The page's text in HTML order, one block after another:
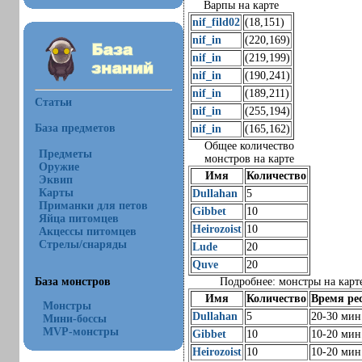
Статьи
База предметов
Предметы
Оружие
Эквип
Карты
Приманки для петов
Яйца питомцев
Акцессы питомцев
Стрелы/снаряды
База монстров
Монстры
Мини-боссы
MVP-монстры
Варпы на карте
nif_fild02 (18,151)
nif_in
(220,169)
nif_in
(219,199)
nif_in
(190,241)
nif_in
(189,211)
nif_in
(255,194)
nif_in
(165,162)
Общее количество
монстров на карте
Имя
Количество
Dullahan
5
Gibbet
10
Heirozoist 10
Lude
20
Quve
20
Подробнее: монстры на
Имя
Количество Время
Dullahan
5
20-30 мин.
Gibbet
10
10-20 мин.
Heirozoist 10 10-20 мин.